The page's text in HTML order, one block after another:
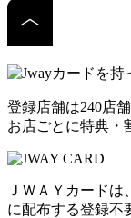
登録店舗は240店舗
お店ごとに特典・
ＪＷＡＹカード
に配布する登録不